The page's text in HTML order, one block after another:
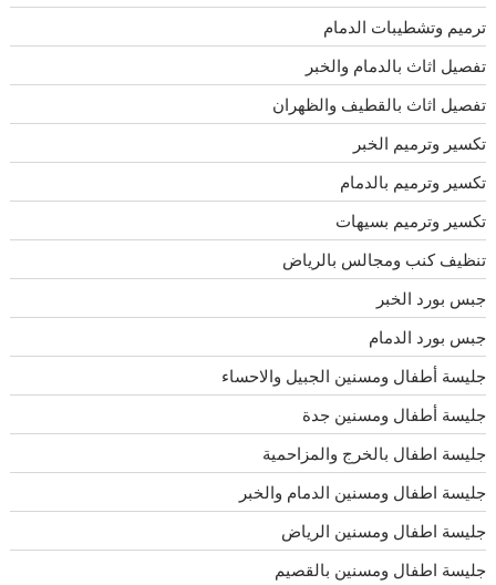
ترميم وتشطيبات الدمام
تفصيل اثاث بالدمام والخبر
تفصيل اثاث بالقطيف والظهران
تكسير وترميم الخبر
تكسير وترميم بالدمام
تكسير وترميم بسيهات
تنظيف كنب ومجالس بالرياض
جبس بورد الخبر
جبس بورد الدمام
جليسة أطفال ومسنين الجبيل والاحساء
جليسة أطفال ومسنين جدة
جليسة اطفال بالخرج والمزاحمية
جليسة اطفال ومسنين الدمام والخبر
جليسة اطفال ومسنين الرياض
جليسة اطفال ومسنين بالقصيم